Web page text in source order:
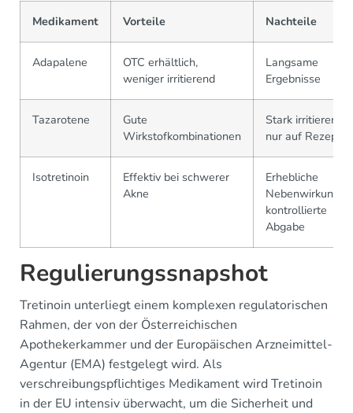
Medikament Vorteile Nachteile
Adapalene
OTC erhältlich,
weniger irritierend
Langsame
Ergebnisse
Tazarotene
Gute
Wirkstofkombinationen
Stark irritierend,
nur auf Rezept
Isotretinoin
Effektiv bei schwerer
Akne
Erhebliche
kontrollierte
Abgabe
Regulierungssnapshot
Tretinoin unterliegt einem komplexen regulatorischen
Rahmen, der von der Österreichischen
Apothekerkammer und der Europäischen Arzneimittel-
Agentur (EMA) festgelegt wird. Als
verschreibungspflichtiges Medikament wird Tretinoin
in der EU intensiv überwacht, um die Sicherheit und